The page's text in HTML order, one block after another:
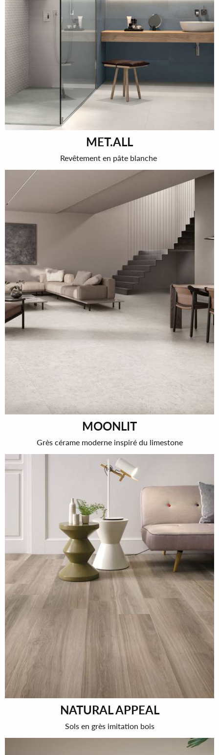
MET.ALL
Revêtement en pâte blanche
MOONLIT
Grès cérame moderne inspiré du limestone
NATURAL APPEAL
Sols en grès imitation bois